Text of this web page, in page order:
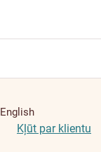
English
Kļūt par klientu